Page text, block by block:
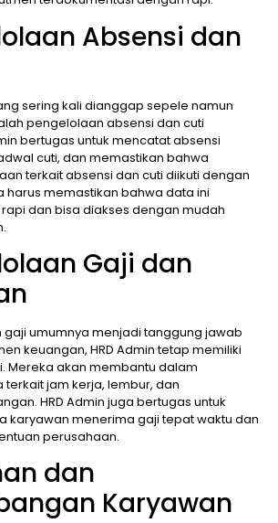
Absensi dan
sering kali dianggap sepele namun
pengelolaan absensi dan cuti
bertugas untuk mencatat absensi
cuti, dan memastikan bahwa
terkait absensi dan cuti diikuti dengan
harus memastikan bahwa data ini
dan bisa diakses dengan mudah
Gaji dan
umumnya menjadi tanggung jawab
keuangan, HRD Admin tetap memiliki
Mereka akan membantu dalam
jam kerja, lembur, dan
HRD Admin juga bertugas untuk
karyawan menerima gaji tepat waktu dan
perusahaan.
dan
Karyawan